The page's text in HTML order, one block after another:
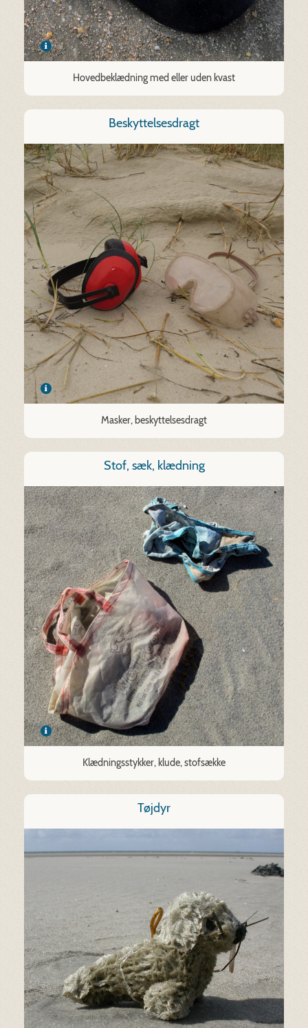
Hovedbeklædning med eller uden kvast
Beskyttelsesdragt
Masker, beskyttelsesdragt
Stof, sæk, klædning
Klædningsstykker, klude, stofsække
Tøjdyr